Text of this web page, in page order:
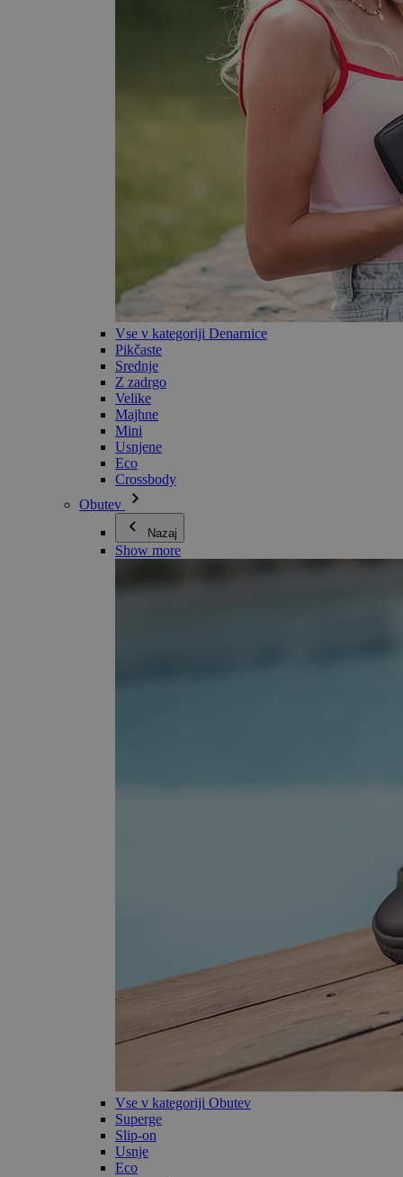
Vse v kategoriji Denarnice
Pikčaste
Srednje
Z zadrgo
Velike
Majhne
Mini
Usnjene
Eco
Crossbody
Obutev
Nazaj
Show more
Vse v kategoriji Obutev
Superge
Slip-on
Usnje
Eco